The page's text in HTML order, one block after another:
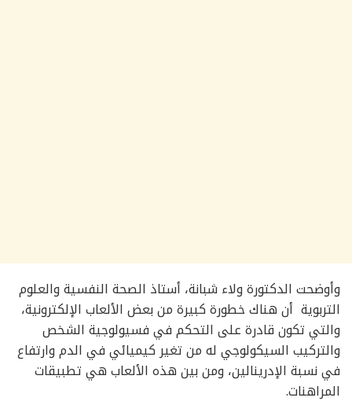
وأوضحت الدكتورة ولاء شبانة، أستاذ الصحة النفسية والعلوم
التربوية أن هناك خطورة كبيرة من بعض الألعاب الإلكترونية،
والتي تكون قادرة على التحكم في فسيولوجية الشخص
والتركيب السيكولوجي له من تغير كيميائي في الدم وارتفاع
في نسبة الإدرينالين، ومن بين هذه الألعاب هي تطبيقات
المراهنات.